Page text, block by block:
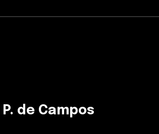
. de Campos